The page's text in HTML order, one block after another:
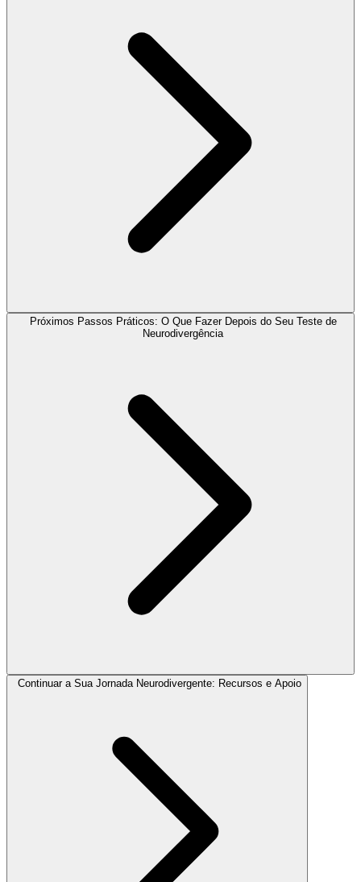
Próximos Passos Práticos: O Que Fazer Depois do Seu Teste de
Neurodivergência
Continuar a Sua Jornada Neurodivergente: Recursos e Apoio